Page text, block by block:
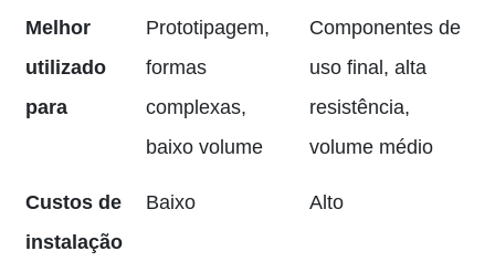
Melhor
utilizado
para
Prototipagem,
formas
complexas,
baixo volume
Componentes de
uso final, alta
resistência,
volume médio
Custos de
instalação
Baixo Alto